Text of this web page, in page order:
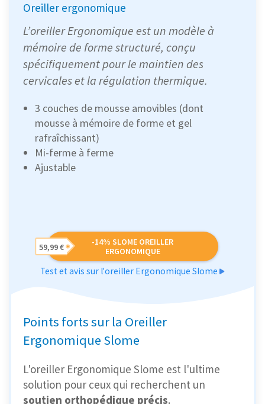
Oreiller ergonomique
L’oreiller Ergonomique est un modèle à
mémoire de forme structuré, conçu
spécifiquement pour le maintien des
cervicales et la régulation thermique.
3 couches de mousse amovibles (dont
mousse à mémoire de forme et gel
rafraîchissant)
Mi-ferme à ferme
Ajustable
-14% SLOME OREILLER
ERGONOMIQUE
59,99 €
Test et avis sur l'oreiller Ergonomique Slome
Points forts sur la Oreiller
Ergonomique Slome
L'oreiller Ergonomique Slome est l'ultime
solution pour ceux qui recherchent un
soutien orthopédique précis.